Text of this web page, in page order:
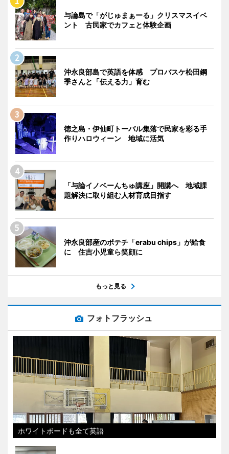
与論島で「がじゅまぁーる」クリスマスイベ
ント 古民家でカフェと体験企画
沖永良部島で英語を体感 プロバスケ松田鋼
季さんと「伝える力」育む
徳之島・伊仙町トーバル集落で民家を彩る手
作りハロウィーン 地域に活気
「与論イノベーんちゅ講座」開講へ 地域課
題解決に取り組む人材育成目指す
沖永良部産のポテチ「erabu chips」が給食
に 住吉小児童ら笑顔に
もっと見る
フォトフラッシュ
ホワイトボードも全て英語